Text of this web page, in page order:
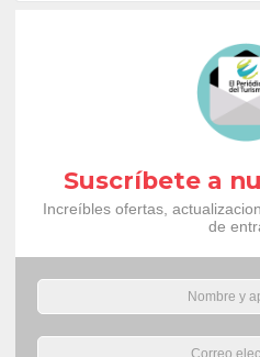
Suscríbete a
Increíbles ofertas,
de